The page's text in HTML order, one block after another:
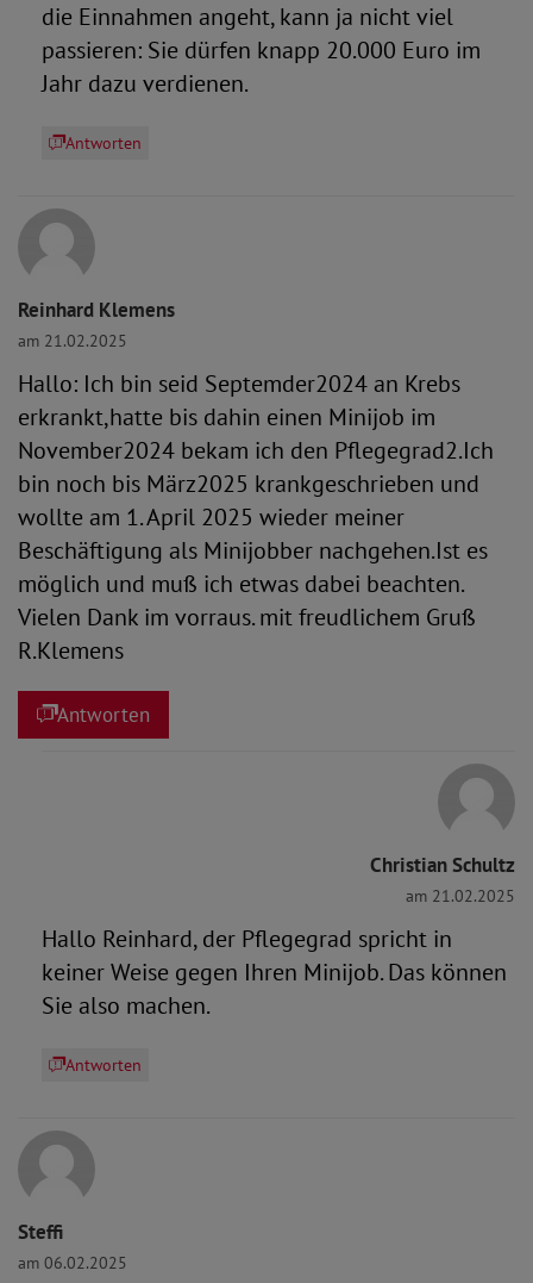
die Einnahmen angeht, kann ja nicht viel
passieren: Sie dürfen knapp 20.000 Euro im
Jahr dazu verdienen.
Antworten
Reinhard Klemens
am 21.02.2025
Hallo: Ich bin seid Septemder2024 an Krebs
erkrankt,hatte bis dahin einen Minijob im
November2024 bekam ich den Pflegegrad2.Ich
bin noch bis März2025 krankgeschrieben und
wollte am 1. April 2025 wieder meiner
Beschäftigung als Minijobber nachgehen.Ist es
möglich und muß ich etwas dabei beachten.
Vielen Dank im vorraus. mit freudlichem Gruß
R.Klemens
Antworten
Christian Schultz
am 21.02.2025
Hallo Reinhard, der Pflegegrad spricht in
keiner Weise gegen Ihren Minijob. Das können
Sie also machen.
Antworten
Steffi
am 06.02.2025